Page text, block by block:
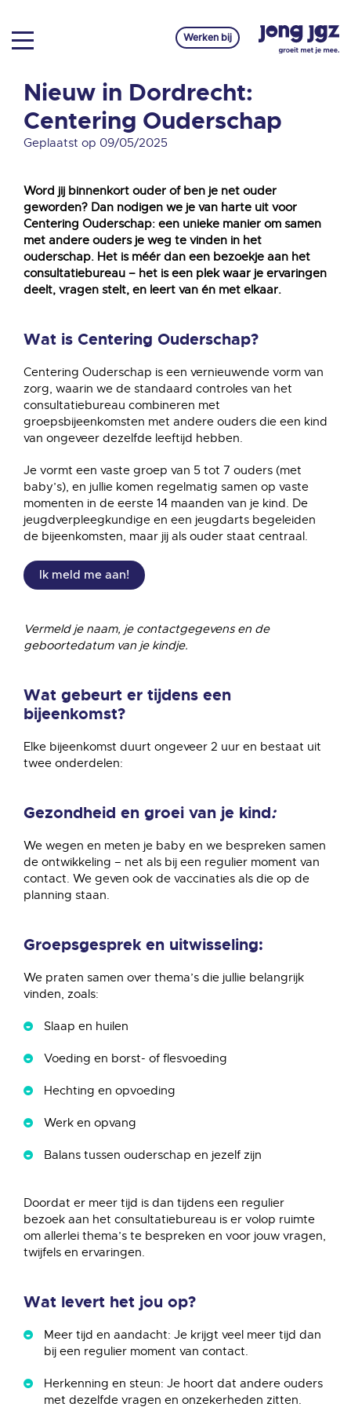
Nieuw in Dordrecht:
Centering Ouderschap
Geplaatst op 09/05/2025
Word jij binnenkort ouder of ben je net ouder
geworden? Dan nodigen we je van harte uit voor
Centering Ouderschap: een unieke manier om samen
met andere ouders je weg te vinden in het
ouderschap. Het is méér dan een bezoekje aan het
consultatiebureau – het is een plek waar je ervaringen
deelt, vragen stelt, en leert van én met elkaar.
Wat is Centering Ouderschap?
Centering Ouderschap is een vernieuwende vorm van
zorg, waarin we de standaard controles van het
consultatiebureau combineren met
groepsbijeenkomsten met andere ouders die een kind
van ongeveer dezelfde leeftijd hebben.
Je vormt een vaste groep van 5 tot 7 ouders (met
baby’s), en jullie komen regelmatig samen op vaste
momenten in de eerste 14 maanden van je kind. De
jeugdverpleegkundige en een jeugdarts begeleiden
de bijeenkomsten, maar jij als ouder staat centraal.
Ik meld me aan!
Vermeld je naam, je contactgegevens en de
geboortedatum van je kindje.
Wat gebeurt er tijdens een
bijeenkomst?
Elke bijeenkomst duurt ongeveer 2 uur en bestaat uit
twee onderdelen:
Gezondheid en groei van je kind:
We wegen en meten je baby en we bespreken samen
de ontwikkeling – net als bij een regulier moment van
contact. We geven ook de vaccinaties als die op de
planning staan.
Groepsgesprek en uitwisseling:
We praten samen over thema’s die jullie belangrijk
vinden, zoals:
Slaap en huilen
Voeding en borst- of flesvoeding
Hechting en opvoeding
Werk en opvang
Balans tussen ouderschap en jezelf zijn
Doordat er meer tijd is dan tijdens een regulier
bezoek aan het consultatiebureau is er volop ruimte
om allerlei thema’s te bespreken en voor jouw vragen,
twijfels en ervaringen.
Wat levert het jou op?
Meer tijd en aandacht: Je krijgt veel meer tijd dan
bij een regulier moment van contact.
Herkenning en steun: Je hoort dat andere ouders
met dezelfde vragen en onzekerheden zitten.
Werken bij